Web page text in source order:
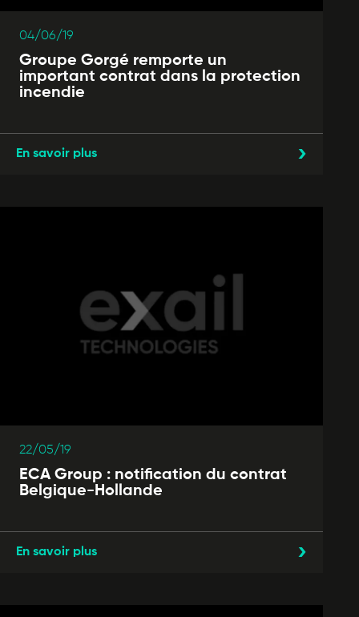
04/06/19
Groupe Gorgé remporte un
important contrat dans la protection
incendie
En savoir plus
22/05/19
ECA Group : notification du contrat
Belgique-Hollande
En savoir plus